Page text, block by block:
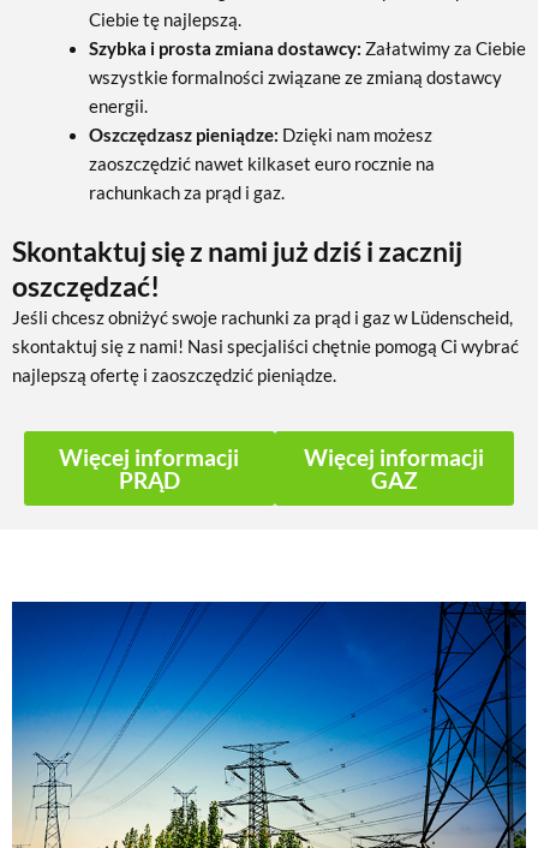
Ciebie tę najlepszą.
Szybka i prosta zmiana dostawcy: Załatwimy za Ciebie
wszystkie formalności związane ze zmianą dostawcy
energii.
Oszczędzasz pieniądze: Dzięki nam możesz
zaoszczędzić nawet kilkaset euro rocznie na
rachunkach za prąd i gaz.
Skontaktuj się z nami już dziś i zacznij
oszczędzać!
Jeśli chcesz obniżyć swoje rachunki za prąd i gaz w Lüdenscheid,
skontaktuj się z nami! Nasi specjaliści chętnie pomogą Ci wybrać
najlepszą ofertę i zaoszczędzić pieniądze.
Więcej informacji
PRĄD
Więcej informacji
GAZ